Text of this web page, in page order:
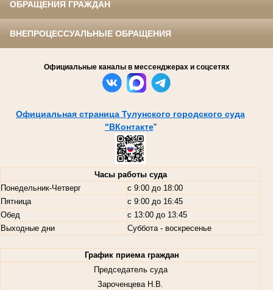
ОБРАЩЕНИЯ ГРАЖДАН
ВНЕПРОЦЕССУАЛЬНЫЕ ОБРАЩЕНИЯ
Официальные каналы в мессенджерах и соцсетях
Официальная страница Тулунского городского суда
"ВКонтакте"
Часы работы суда
Понедельник-Четверг
с 9:00 до 18:00
Пятница
с 9:00 до 16:45
Обед
с 13:00 до 13:45
Выходные дни
Суббота - воскресенье
График приема граждан
Председатель суда
Зароченцева Н.В.